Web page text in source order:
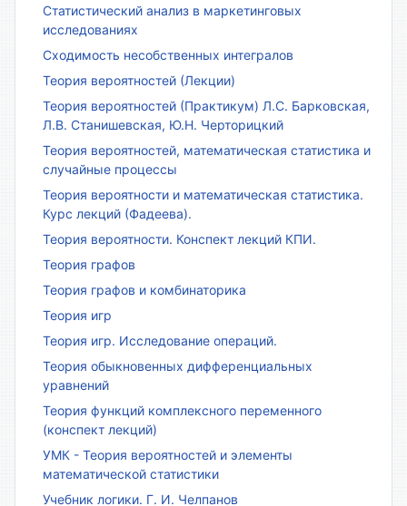
Статистический анализ в маркетинговых
исследованиях
Сходимость несобственных интегралов
Теория вероятностей (Лекции)
Теория вероятностей (Практикум) Л.С. Барковская,
Л.В. Станишевская, Ю.Н. Черторицкий
Теория вероятностей, математическая статистика и
случайные процессы
Теория вероятности и математическая статистика.
Курс лекций (Фадеева).
Теория вероятности. Конспект лекций КПИ.
Теория графов
Теория графов и комбинаторика
Теория игр
Теория игр. Исследование операций.
Теория обыкновенных дифференциальных
уравнений
Теория функций комплексного переменного
(конспект лекций)
УМК - Теория вероятностей и элементы
математической статистики
Учебник логики. Г. И. Челпанов